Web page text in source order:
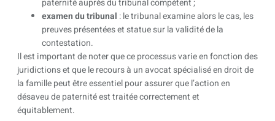
examen du tribunal : le tribunal examine alors le cas, les
preuves présentées et statue sur la validité de la
contestation.
Il est important de noter que ce processus varie en fonction des
juridictions et que le recours à un avocat spécialisé en droit de
la famille peut être essentiel pour assurer que l’action en
désaveu de paternité est traitée correctement et
équitablement.